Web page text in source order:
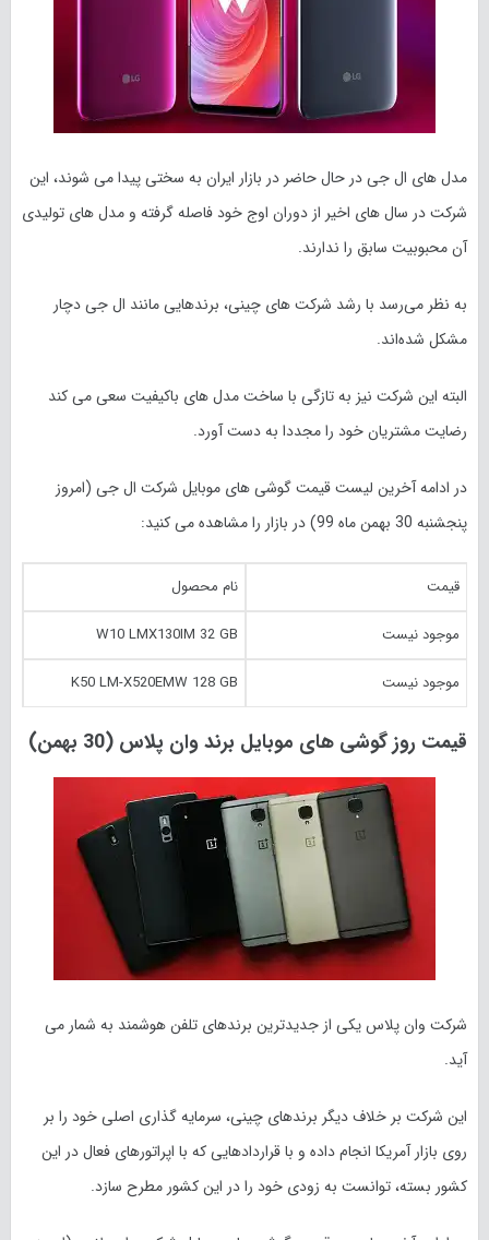
مدل های ال جی در حال حاضر در بازار ایران به سختی پیدا می شوند، این
شرکت در سال های اخیر از دوران اوج خود فاصله گرفته و مدل های تولیدی
آن محبوبیت سابق را ندارند.
به نظر می‌رسد با رشد شرکت های چینی، برندهایی مانند ال جی دچار
مشکل شده‌اند.
البته این شرکت نیز به تازگی با ساخت مدل های باکیفیت سعی می کند
رضایت مشتریان خود را مجددا به دست آورد.
در ادامه آخرین لیست قیمت گوشی های موبایل شرکت ال جی (امروز
پنجشنبه 30 بهمن ماه
99) در بازار را مشاهده می کنید:
قیمت نام محصول
موجود نیست W10 LMX130IM 32 GB
موجود نیست K50 LM-X520EMW 128 GB
قیمت روز گوشی های موبایل برند وان پلاس (30 بهمن)
شرکت وان پلاس یکی از جدیدترین برندهای تلفن هوشمند به شمار می
آید.
این شرکت بر خلاف دیگر برندهای چینی، سرمایه گذاری اصلی خود را بر
روی بازار آمریکا انجام داده و با قراردادهایی که با اپراتورهای فعال در این
کشور بسته، توانست به زودی خود را در این کشور مطرح سازد.